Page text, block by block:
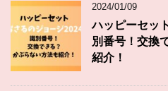
2024/01/09
ハッピーセッ
別番号！交換
紹介！